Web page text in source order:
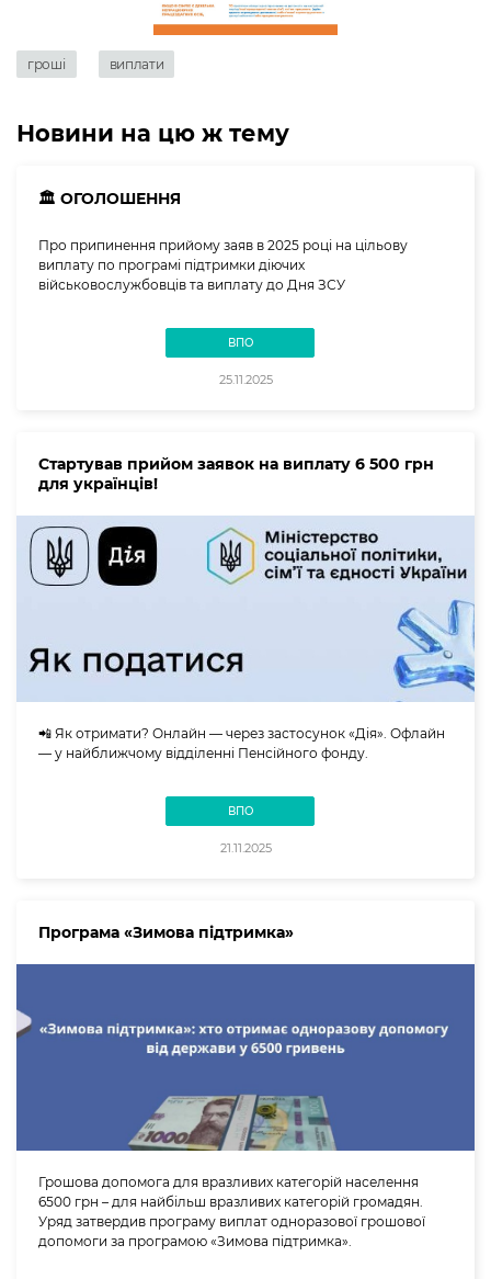
гроші виплати
Новини на цю ж тему
🏛️ ОГОЛОШЕННЯ
Про припинення прийому заяв в 2025 році на цільову
виплату по програмі підтримки діючих
військовослужбовців та виплату до Дня ЗСУ
ВПО
25.11.2025
Стартував прийом заявок на виплату 6 500 грн
для українців!
📲 Як отримати? Онлайн — через застосунок «Дія». Офлайн
— у найближчому відділенні Пенсійного фонду.
ВПО
21.11.2025
Програма «Зимова підтримка»
Грошова допомога для вразливих категорій населення
6500 грн – для найбільш вразливих категорій громадян.
Уряд затвердив програму виплат одноразової грошової
допомоги за програмою «Зимова підтримка».